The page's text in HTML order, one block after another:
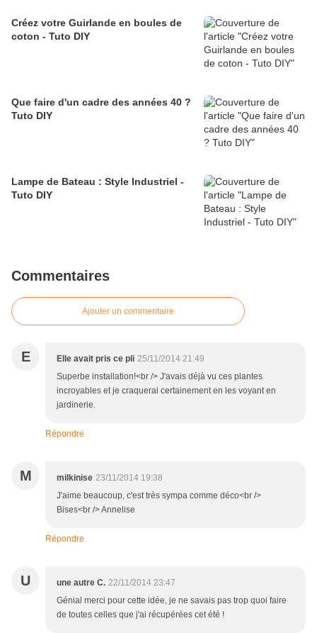
Créez votre Guirlande en boules de
coton - Tuto DIY
Que faire d'un cadre des années 40 ?
Tuto DIY
Lampe de Bateau : Style Industriel -
Tuto DIY
Commentaires
Ajouter un commentaire
E Elle avait pris ce pli 25/11/2014 21:49
Superbe installation!<br /> J'avais déjà vu ces plantes
incroyables et je craquerai certainement en les voyant en
jardinerie.
Répondre
M milkinise 23/11/2014 19:38
J'aime beaucoup, c'est très sympa comme déco<br />
Bises<br /> Annelise
Répondre
U une autre C. 22/11/2014 23:47
Génial merci pour cette idée, je ne savais pas trop quoi faire
de toutes celles que j'ai récupérées cet été !